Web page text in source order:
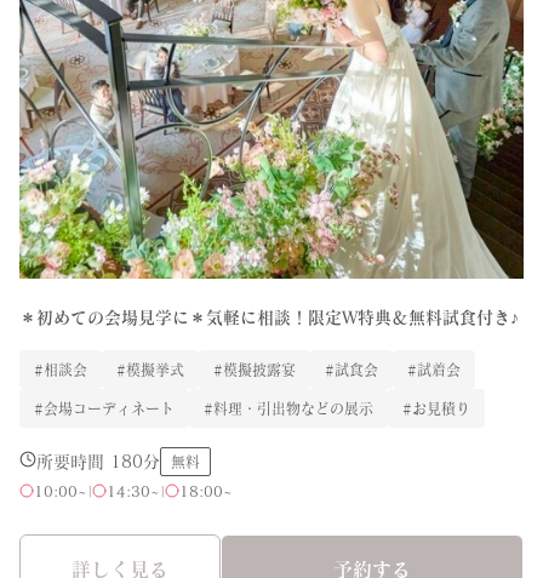
＊初めての会場見学に＊気軽に相談！限定W特典＆無料試食付き♪
#相談会 #模擬挙式 #模擬披露宴 #試食会 #試着会
#会場コーディネート #料理・引出物などの展示 #お見積り
所要時間 180分
無料
10:00~
14:30~ 18:00~
詳しく見る 予約する